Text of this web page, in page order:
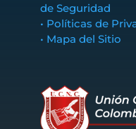
de Seguridad
• Políticas de
• Mapa del Sitio